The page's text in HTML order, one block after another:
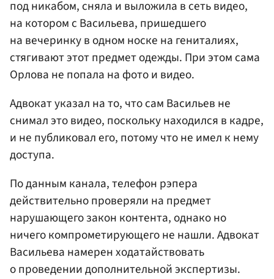
под никабом, сняла и выложила в сеть видео,
на котором с Васильева, пришедшего
на вечеринку в одном носке на гениталиях,
стягивают этот предмет одежды. При этом сама
Орлова не попала на фото и видео.
Адвокат указал на то, что сам Васильев не
снимал это видео, поскольку находился в кадре,
и не публиковал его, потому что не имел к нему
доступа.
По данным канала, телефон рэпера
действительно проверяли на предмет
нарушающего закон контента, однако но
ничего компрометирующего не нашли. Адвокат
Васильева намерен ходатайствовать
о проведении дополнительной экспертизы.